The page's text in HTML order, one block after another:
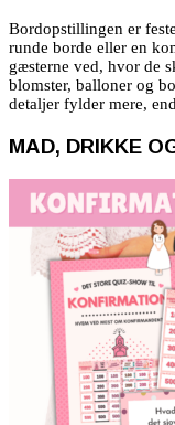
Bordopstillingen er
runde borde eller en
gæsterne ved, hvor de
blomster, balloner og
detaljer fylder mere,
MAD, DRIKKE